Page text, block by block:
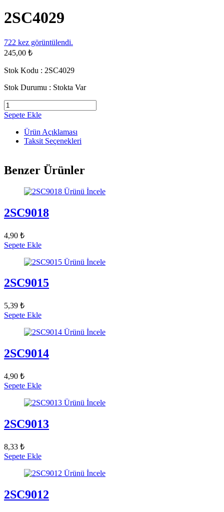
2SC4029
722 kez görüntülendi.
245,00 ₺
Stok Kodu : 2SC4029
Stok Durumu : Stokta Var
Sepete Ekle
Ürün Açıklaması
Taksit Seçenekleri
Benzer Ürünler
Ürünü İncele
2SC9018
4,90 ₺
Sepete Ekle
Ürünü İncele
2SC9015
5,39 ₺
Sepete Ekle
Ürünü İncele
2SC9014
4,90 ₺
Sepete Ekle
Ürünü İncele
2SC9013
8,33 ₺
Sepete Ekle
Ürünü İncele
2SC9012